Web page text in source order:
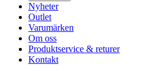
Nyheter
Outlet
Varumärken
Om oss
Produktservice & returer
Kontakt